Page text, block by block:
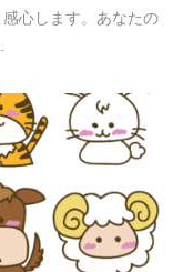
心します。あなたの